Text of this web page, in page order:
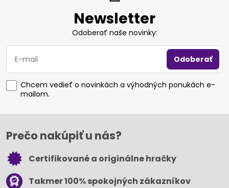
Newsletter
Odoberať naše novinky:
Odoberať
Chcem vedieť o novinkách a výhodných ponukách e-
mailom.
Prečo nakúpiť u nás?
Certifikované a originálne hračky
Takmer 100% spokojných zákazníkov